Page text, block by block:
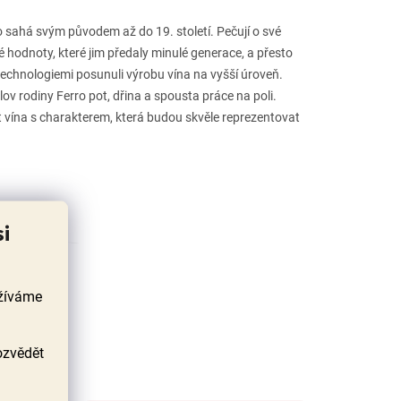
svým původem až do 19. století. Pečují o své
které jim předaly minulé generace, a přesto
posunuli výrobu vína na vyšší úroveň.
rodiny Ferro pot, dřina a spousta práce na poli.
s charakterem, která budou skvěle reprezentovat